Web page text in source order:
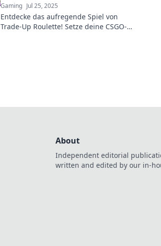
Gaming Jul 25, 2025
Entdecke das aufregende Spiel von
Trade-Up Roulette! Setze deine CSGO-
About
Independent editorial
written and edited by our in-